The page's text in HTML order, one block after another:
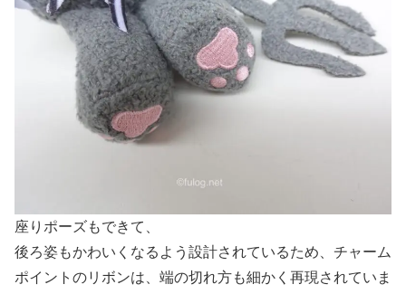
座りポーズもできて、
後ろ姿もかわいくなるよう設計されているため、チャーム
ポイントのリボンは、端の切れ方も細かく再現されていま